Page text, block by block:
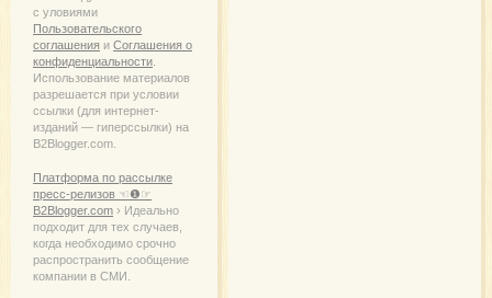
с уловиями
Пользовательского
соглашения и Соглашения о
конфиденциальности
Использование материалов
разрешается при условии
ссылки (для интернет-
изданий — гиперссылки) на
B2Blogger.com.
Платформа по рассылке
пресс-релизов ☜❶☞
B2Blogger.com › Идеально
подходит для тех случаев,
когда необходимо срочно
распространить сообщение
компании в СМИ.